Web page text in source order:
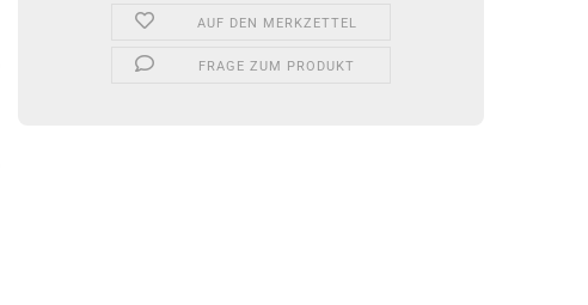
AUF DEN MERKZETTEL
FRAGE ZUM PRODUKT